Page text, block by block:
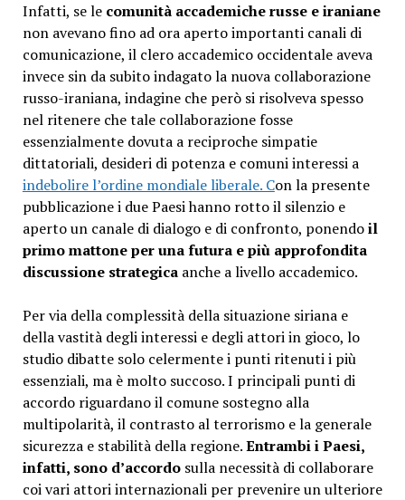
Infatti, se le comunità accademiche russe e iraniane
non avevano fino ad ora aperto importanti canali di
comunicazione, il clero accademico occidentale aveva
invece sin da subito indagato la nuova collaborazione
russo-iraniana, indagine che però si risolveva spesso
nel ritenere che tale collaborazione fosse
essenzialmente dovuta a reciproche simpatie
dittatoriali, desideri di potenza e comuni interessi a
indebolire l’ordine mondiale liberale. Con la presente
pubblicazione i due Paesi hanno rotto il silenzio e
aperto un canale di dialogo e di confronto, ponendoil
primo mattone per una futura e più approfondita
discussione strategicaanche a livello accademico.
Per via della complessità della situazione siriana e
della vastità degli interessi e degli attori in gioco, lo
studio dibatte solo celermente i punti ritenuti i più
essenziali, ma è molto succoso. I principali punti di
accordo riguardano il comune sostegno alla
multipolarità, il contrasto al terrorismo e la generale
sicurezza e stabilità della regione.Entrambi i Paesi,
infatti, sono d’accordosulla necessità di collaborare
coi vari attori internazionali per prevenire un ulteriore